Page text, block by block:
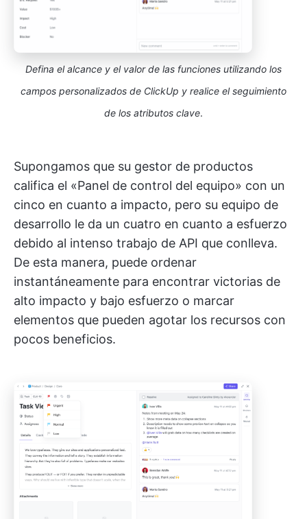
Defina el alcance y el valor de las funciones utilizando los
campos personalizados de ClickUp y realice el seguimiento
de los atributos clave.
Supongamos que su gestor de productos
califica el «Panel de control del equipo» con un
cinco en cuanto a impacto, pero su equipo de
desarrollo le da un cuatro en cuanto a esfuerzo
debido al intenso trabajo de API que conlleva.
De esta manera, puede ordenar
instantáneamente para encontrar victorias de
alto impacto y bajo esfuerzo o marcar
elementos que pueden agotar los recursos con
pocos beneficios.